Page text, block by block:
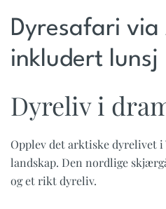
Dyresafari via
inkludert lunsj
Dyreliv i
Opplev det arktiske dyrelivet i
landskap. Den nordlige
og et rikt dyreliv.